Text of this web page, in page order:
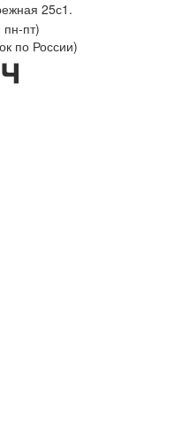
25с1.
пт)
по России)